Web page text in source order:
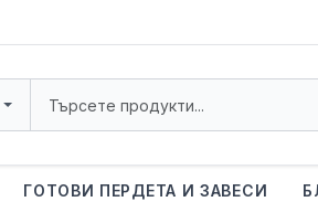
ГОТОВИ ПЕРДЕТА И ЗАВЕСИ